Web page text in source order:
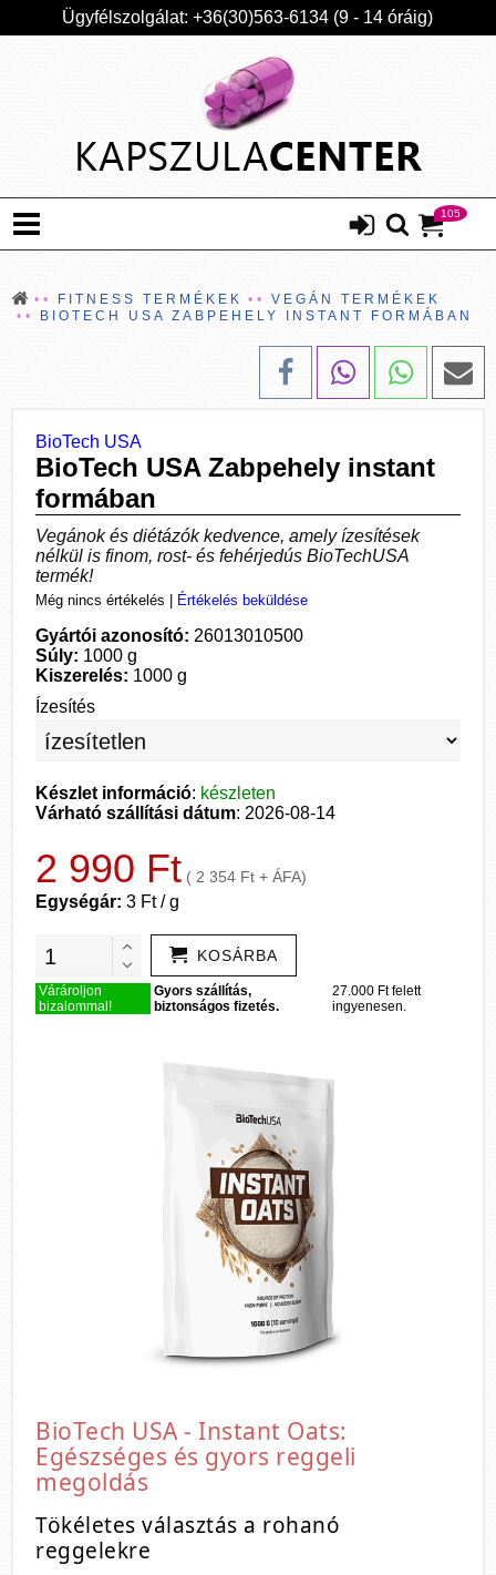
Ügyfélszolgálat: +36(30)563-6134 (9 - 14 óráig)
105
FITNESS TERMÉKEK
VEGÁN TERMÉKEK
BIOTECH USA ZABPEHELY INSTANT FORMÁBAN
BioTech USA
BioTech USA Zabpehely instant
formában
Vegánok és diétázók kedvence, amely ízesítések
nélkül is finom, rost- és fehérjedús BioTechUSA
termék!
Még nincs értékelés Értékelés beküldése
Gyártói azonosító: 26013010500
Súly: 1000 g
Kiszerelés: 1000 g
Ízesítés
Készlet információ: készleten
Várható szállítási dátum: 2026-08-14
2 990 Ft ( 2 354 Ft + ÁFA)
Egységár: 3 Ft / g
KOSÁRBA
Várároljon
bizalommal!
Gyors szállítás,
biztonságos fizetés.
27.000 Ft felett
ingyenesen.
BioTech USA - Instant Oats:
Egészséges és gyors reggeli
megoldás
Tökéletes választás a rohanó
reggelekre